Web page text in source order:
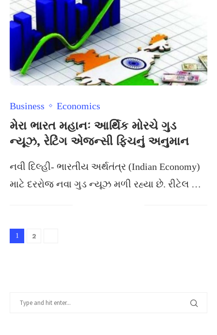
Business Economics
મેરા ભારત મહાનઃ આર્થિક મોરચે ગુડ
ન્યૂઝ, રેટિંગ એજન્સી ફિચનું અનુમાન
નવી દિલ્હી- ભારતીય અર્થતંત્ર (Indian Economy)
માટે દરરોજ નવા ગુડ ન્યૂઝ મળી રહ્યા છે. રીટેલ …
1 2